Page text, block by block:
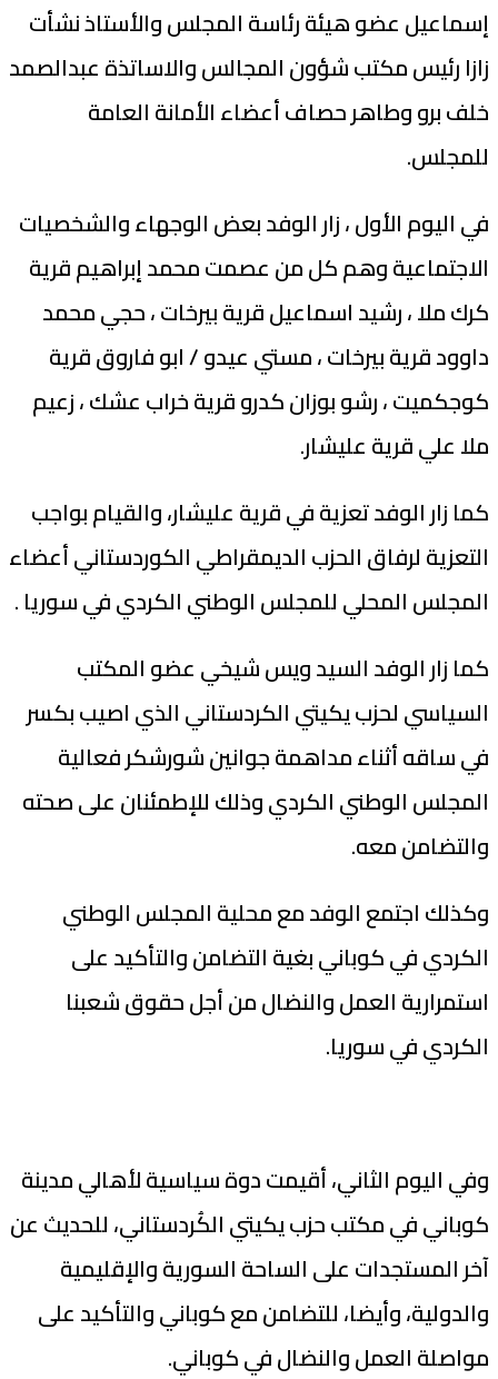
إسماعيل عضو هيئة رئاسة المجلس والأستاذ نشأت
زازا رئيس مكتب شؤون المجالس والاساتذة عبدالصمد
خلف برو وطاهر حصاف أعضاء الأمانة العامة
للمجلس.
في اليوم الأول ، زار الوفد بعض الوجهاء والشخصيات
الاجتماعية وهم كل من عصمت محمد إبراهيم قرية
كرك ملا ، رشيد اسماعيل قرية بيرخات ، حجي محمد
داوود قرية بيرخات ، مستي عيدو / ابو فاروق قرية
كوجكميت ، رشو بوزان كدرو قرية خراب عشك ، زعيم
ملا علي قرية عليشار.
كما زار الوفد تعزية في قرية عليشار، والقيام بواجب
التعزية لرفاق الحزب الديمقراطي الكوردستاني أعضاء
المجلس المحلي للمجلس الوطني الكردي في سوريا .
كما زار الوفد السيد ويس شيخي عضو المكتب
السياسي لحزب يكيتي الكردستاني الذي اصيب بكسر
في ساقه أثناء مداهمة جوانين شورشكر فعالية
المجلس الوطني الكردي وذلك للإطمئنان على صحته
والتضامن معه.
وكذلك اجتمع الوفد مع محلية المجلس الوطني
الكردي في كوباني بغية التضامن والتأكيد على
استمرارية العمل والنضال من أجل حقوق شعبنا
الكردي في سوريا.
وفي اليوم الثاني، أقيمت دوة سياسية لأهالي مدينة
كوباني في مكتب حزب يكيتي الكُردستاني، للحديث عن
آخر المستجدات على الساحة السورية والإقليمية
والدولية، وأيضا، للتضامن مع كوباني والتأكيد على
مواصلة العمل والنضال في كوباني.